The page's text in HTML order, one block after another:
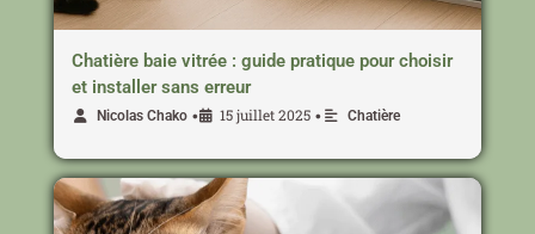
Chatière baie vitrée : guide pratique pour choisir
et installer sans erreur
Nicolas Chako • 15 juillet 2025 • Chatière